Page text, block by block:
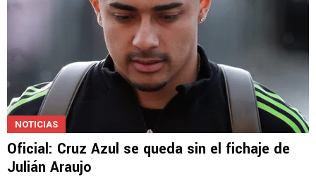
NOTICIAS
Oficial: Cruz Azul se queda sin el fichaje de
Julián Araujo